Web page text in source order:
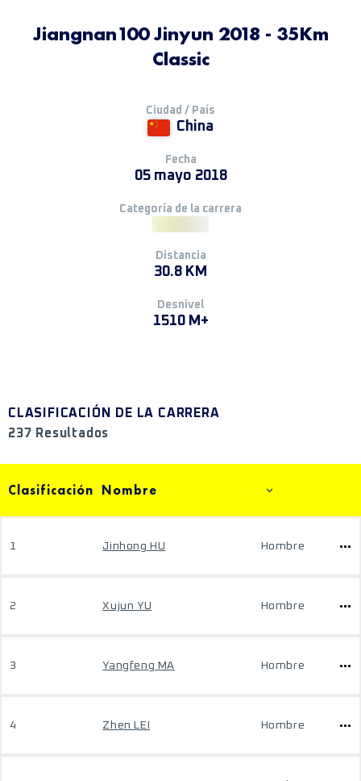
Jiangnan100 Jinyun 2018 - 35Km
Classic
Ciudad / País
China
Fecha
05 mayo 2018
Categoría de la carrera
Distancia
30.8 KM
Desnivel
1510 M+
CLASIFICACIÓN DE LA CARRERA
237 Resultados
Clasificación Nombre
1 Jinhong HU Hombre
2 Xujun YU Hombre
3 Yangfeng MA Hombre
4 Zhen LEI Hombre